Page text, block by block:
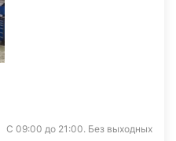
С 09:00 до 21:00. Без выходных